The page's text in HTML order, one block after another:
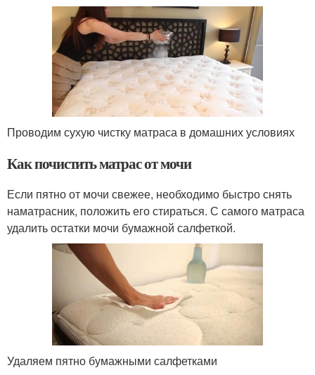
Проводим сухую чистку матраса в домашних условиях
Как почистить матрас от мочи
Если пятно от мочи свежее, необходимо быстро снять
наматрасник, положить его стираться. С самого матраса
удалить остатки мочи бумажной салфеткой.
Удаляем пятно бумажными салфетками